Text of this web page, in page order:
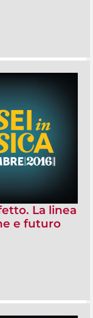
La linea
e futuro